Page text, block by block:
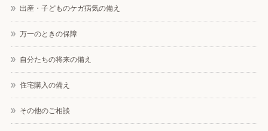
出産・子どものケガ病気の備え
万一のときの保障
自分たちの将来の備え
住宅購入の備え
その他のご相談